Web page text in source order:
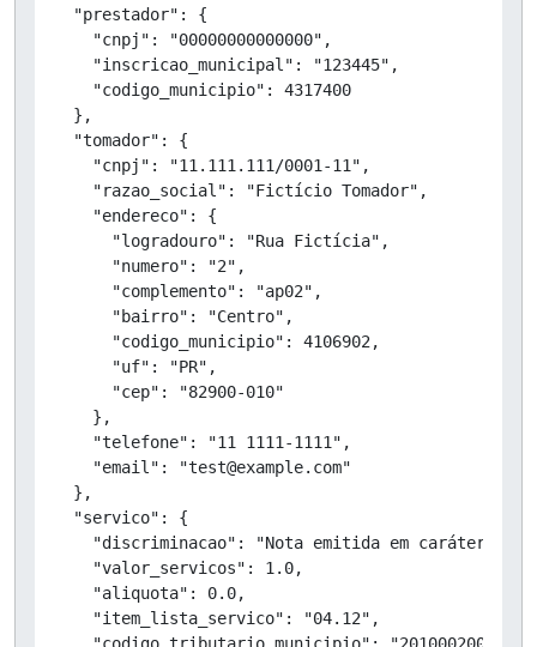
  "prestador": {
    "cnpj": "00000000000000",
    "inscricao_municipal": "123445",
    "codigo_municipio": 4317400
  },
  "tomador": {
    "cnpj": "11.111.111/0001-11",
    "razao_social": "Fictício Tomador",
    "endereco": {
      "logradouro": "Rua Fictícia",
      "numero": "2",
      "complemento": "ap02",
      "bairro": "Centro",
      "codigo_municipio": 4106902,
      "uf": "PR",
      "cep": "82900-010"
    },
    "telefone": "11 1111-1111",
    "email": "test@example.com"
  },
  "servico": {
"discriminacao": "Nota emitida em caráter de
    "valor_servicos": 1.0,
    "aliquota": 0.0,
    "item_lista_servico": "04.12",
    "codigo_tributario_municipio": "20100020038",